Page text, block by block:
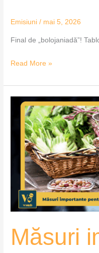
Emisiuni / mai 5, 2026
Final de „bolojaniadă”!
Read More »
Măsuri
Măsuri
importante
pentru
fermieri
aprobate
Bruxelles
VoxQub